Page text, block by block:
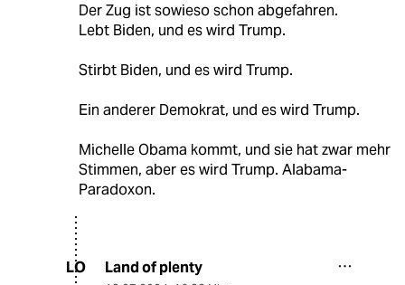
Der Zug ist sowieso schon abgefahren.
Lebt Biden, und es wird Trump.
Stirbt Biden, und es wird Trump.
Ein anderer Demokrat, und es wird Trump.
Michelle Obama kommt, und sie hat zwar mehr
Stimmen, aber es wird Trump. Alabama-
Paradoxon.
LO Land of plenty